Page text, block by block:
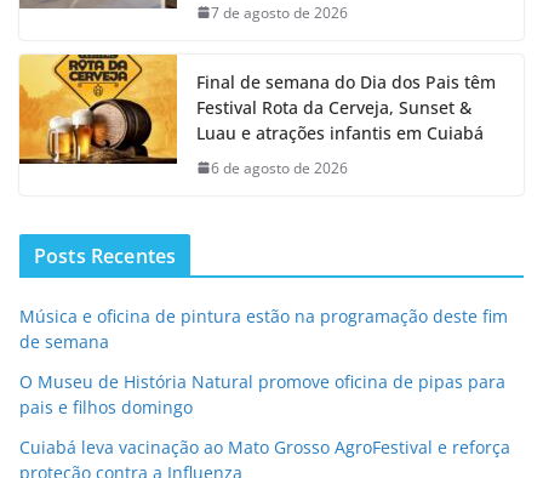
7 de agosto de 2026
Final de semana do Dia dos Pais têm
Festival Rota da Cerveja, Sunset &
Luau e atrações infantis em Cuiabá
6 de agosto de 2026
Posts Recentes
Música e oficina de pintura estão na programação deste fim
de semana
O Museu de História Natural promove oficina de pipas para
pais e filhos domingo
Cuiabá leva vacinação ao Mato Grosso AgroFestival e reforça
proteção contra a Influenza